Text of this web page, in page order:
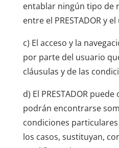
entablar ningún tipo de
entre el PRESTADOR y
c) El acceso y la
por parte del usuario
cláusulas y de las
d) El PRESTADOR
podrán encontrarse
condiciones
los casos, sustituyan,